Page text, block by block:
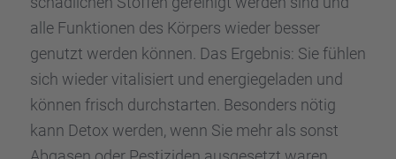
alle Funktio­nen des Körpers wieder besser
genutzt werden können. Das Ergeb­nis: Sie fühlen
sich wieder vitali­siert und energie­ge­la­den und
können frisch durch­star­ten. Beson­ders nötig
kann Detox werden, wenn Sie mehr als sonst